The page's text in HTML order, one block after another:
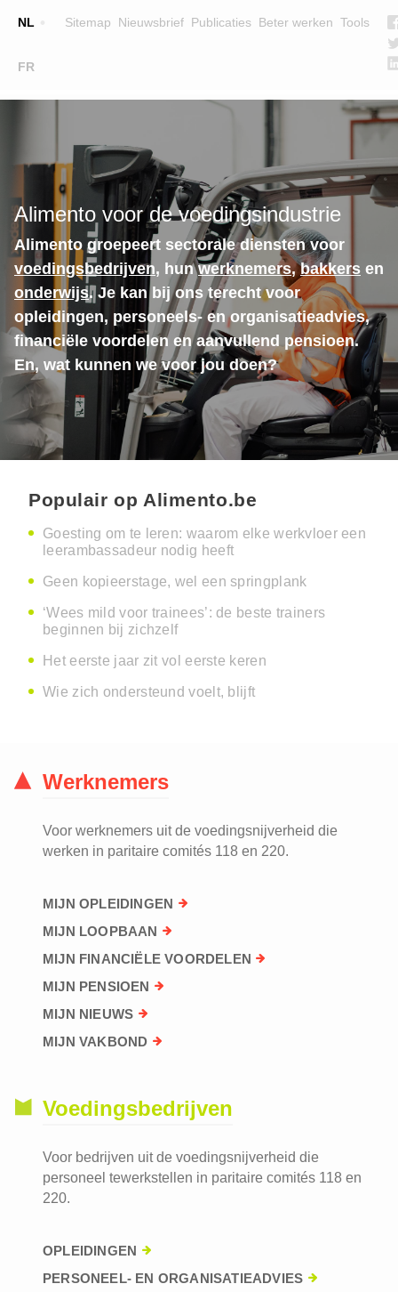
NL
FR
Sitemap Nieuwsbrief Publicaties Beter werken Tools
Main
LESGEVERS
WIE ZIJN WE
TEAM
CONTACT
Alimento voor de voedingsindustrie
Alimento groepeert sectorale diensten voor
voedingsbedrijven, hunwerknemers,bakkers en
onderwijs. Je kan bij ons terecht voor
opleidingen, personeels- en organisatieadvies,
financiële voordelen en aanvullend pensioen.
En, wat kunnen we voor jou doen?
Populair op Alimento.be
Goesting om te leren: waarom elke werkvloer een
leerambassadeur nodig heeft
Geen kopieerstage, wel een springplank
‘Wees mild voor trainees’: de beste trainers
beginnen bij zichzelf
Het eerste jaar zit vol eerste keren
Wie zich ondersteund voelt, blijft
Werknemers
Voor werknemers uit de voedingsnijverheid die
werken in paritaire comités 118 en 220.
MIJN OPLEIDINGEN
MIJN LOOPBAAN
MIJN FINANCIËLE VOORDELEN
MIJN PENSIOEN
MIJN NIEUWS
MIJN VAKBOND
Voedingsbedrijven
Voor bedrijven uit de voedingsnijverheid die
personeel tewerkstellen in paritaire comités 118 en
220.
OPLEIDINGEN
PERSONEEL- EN ORGANISATIEADVIES